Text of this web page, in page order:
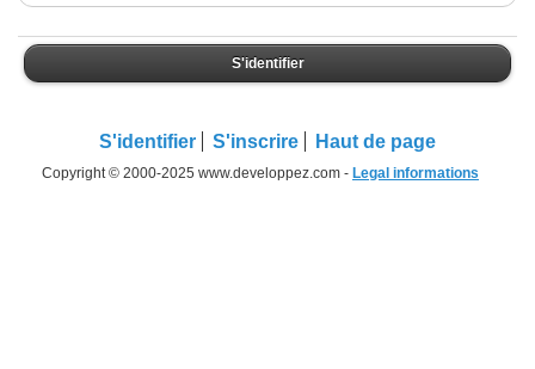
S'identifier
S'identifier S'inscrire Haut de page
Copyright © 2000-2025 www.developpez.com - Legal informations